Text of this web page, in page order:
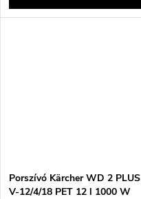
Porszívó Kärcher WD 2 PLUS
V-12/4/18 PET 12 l 1000 W